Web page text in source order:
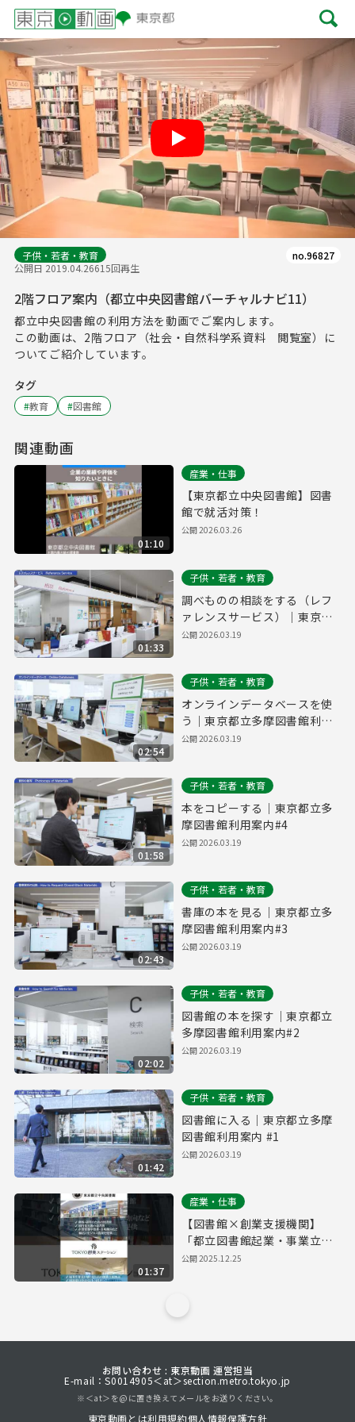
Play
子供・若者・教育
公開日 2019.04.26615回再生
no.96827
2階フロア案内（都立中央図書館バーチャルナビ11）
都立中央図書館の利用方法を動画でご案内します。
この動画は、2階フロア（社会・自然科学系資料 閲覧室）に
ついてご紹介しています。
タグ
#教育 #図書館
関連動画
01:10
産業・仕事
【東京都立中央図書館】図書
館で就活対策！
公開2026.03.26
01:33
子供・若者・教育
調べものの相談をする（レフ
ァレンスサービス）｜東京都
立多摩図書館利用案内#6
公開2026.03.19
02:54
子供・若者・教育
オンラインデータベースを使
う｜東京都立多摩図書館利用
案内#5
公開2026.03.19
01:58
子供・若者・教育
本をコピーする｜東京都立多
摩図書館利用案内#4
公開2026.03.19
02:43
子供・若者・教育
書庫の本を見る｜東京都立多
摩図書館利用案内#3
公開2026.03.19
02:02
子供・若者・教育
図書館の本を探す｜東京都立
多摩図書館利用案内#2
公開2026.03.19
01:42
子供・若者・教育
図書館に入る｜東京都立多摩
図書館利用案内 #1
公開2026.03.19
01:37
産業・仕事
【図書館×創業支援機関】
「都立図書館起業・事業立案
ワークシート」でビジネスプ
公開2025.12.25
お問い合わせ : 東京動画 運営担当
E-mail：S0014905＜at＞section.metro.tokyo.jp
※＜at＞を@に置き換えてメールをお送りください。
東京動画とは利用規約個人情報保護方針